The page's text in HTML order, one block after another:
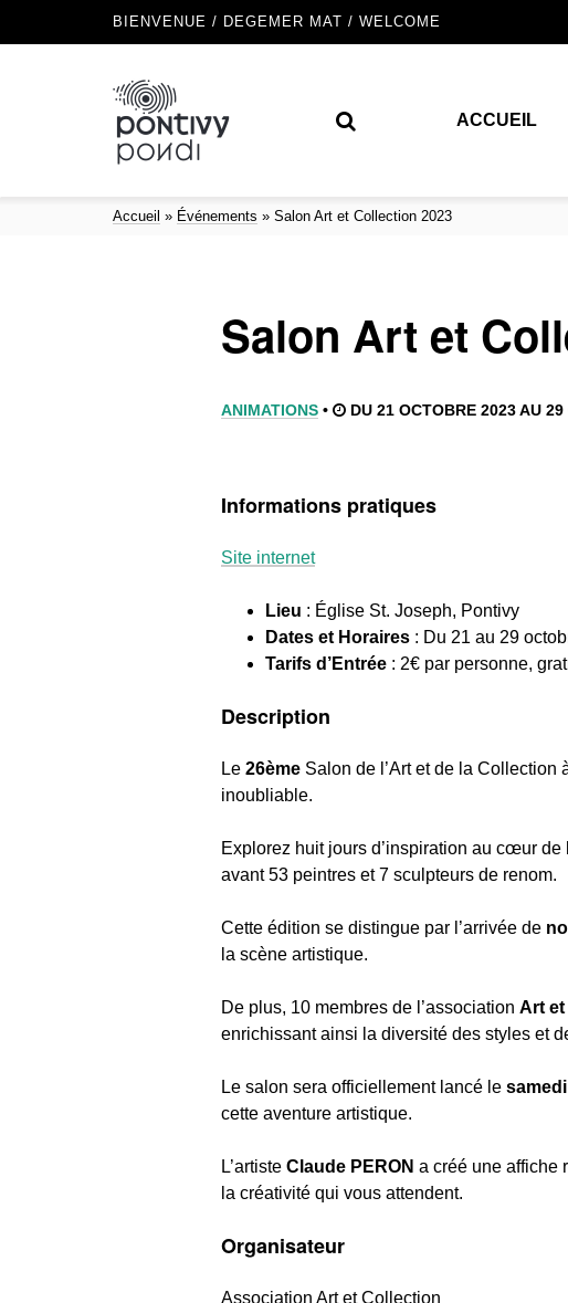
BIENVENUE / DEGEMER MAT / WELCOME
ACCUEIL
Accueil » Événements » Salon Art et Collection 2023
Salon Art et
ANIMATIONS• DU 21 OCTOBRE 2023 AU
Informations pratiques
Site internet
Lieu : Église St. Joseph, Pontivy
Dates et Horaires: Du 21 au 29
Tarifs d’Entrée: 2€ par personne,
Description
Le 26èmeSalon de l’Art et de la Collection
inoubliable.
Explorez huit jours d’inspiration au cœur
avant 53 peintres et 7 sculpteurs de renom.
Cette édition se distingue par l’arrivée de
la scène artistique.
De plus, 10 membres de l’association Art
enrichissant ainsi la diversité des styles et
Le salon sera officiellement lancé le
cette aventure artistique.
L’artiste Claude PERON a créé une affiche
la créativité qui vous attendent.
Organisateur
Association Art et Collection